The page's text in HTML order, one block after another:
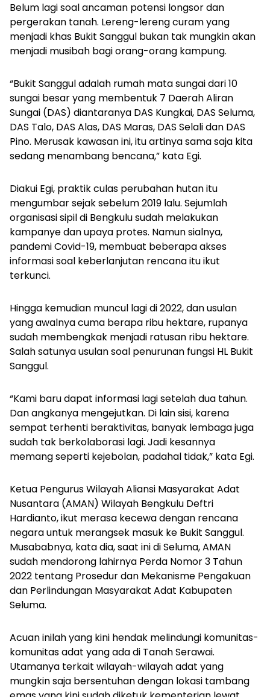
Belum lagi soal ancaman potensi longsor dan
pergerakan tanah. Lereng-lereng curam yang
menjadi khas Bukit Sanggul bukan tak mungkin akan
menjadi musibah bagi orang-orang kampung.
“Bukit Sanggul adalah rumah mata sungai dari 10
sungai besar yang membentuk 7 Daerah Aliran
Sungai (DAS) diantaranya DAS Kungkai, DAS Seluma,
DAS Talo, DAS Alas, DAS Maras, DAS Selali dan DAS
Pino. Merusak kawasan ini, itu artinya sama saja kita
sedang menambang bencana,” kata Egi.
Diakui Egi, praktik culas perubahan hutan itu
mengumbar sejak sebelum 2019 lalu. Sejumlah
organisasi sipil di Bengkulu sudah melakukan
kampanye dan upaya protes. Namun sialnya,
pandemi Covid-19, membuat beberapa akses
informasi soal keberlanjutan rencana itu ikut
terkunci.
Hingga kemudian muncul lagi di 2022, dan usulan
yang awalnya cuma berapa ribu hektare, rupanya
sudah membengkak menjadi ratusan ribu hektare.
Salah satunya usulan soal penurunan fungsi HL Bukit
Sanggul.
“Kami baru dapat informasi lagi setelah dua tahun.
Dan angkanya mengejutkan. Di lain sisi, karena
sempat terhenti beraktivitas, banyak lembaga juga
sudah tak berkolaborasi lagi. Jadi kesannya
memang seperti kejebolan, padahal tidak,” kata Egi.
Ketua Pengurus Wilayah Aliansi Masyarakat Adat
Nusantara (AMAN) Wilayah Bengkulu Deftri
Hardianto, ikut merasa kecewa dengan rencana
negara untuk merangsek masuk ke Bukit Sanggul.
Musababnya, kata dia, saat ini di Seluma, AMAN
sudah mendorong lahirnya Perda Nomor 3 Tahun
2022 tentang Prosedur dan Mekanisme Pengakuan
dan Perlindungan Masyarakat Adat Kabupaten
Seluma.
Acuan inilah yang kini hendak melindungi komunitas-
komunitas adat yang ada di Tanah Serawai.
Utamanya terkait wilayah-wilayah adat yang
mungkin saja bersentuhan dengan lokasi tambang